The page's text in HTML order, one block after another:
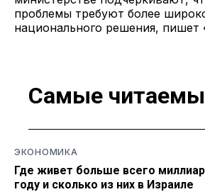
проблемы требуют более
национального решения, пишет
Самые
ЭКОНОМИКА
Где живет больше всего
году и сколько из них в Израиле